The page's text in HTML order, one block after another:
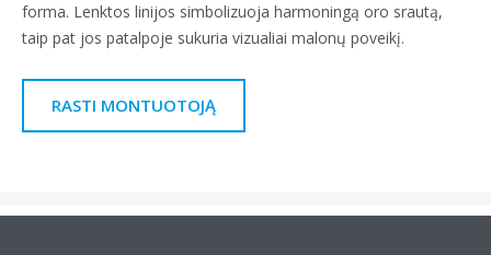
forma. Lenktos linijos simbolizuoja harmoningą oro srautą,
taip pat jos patalpoje sukuria vizualiai malonų poveikį.
RASTI MONTUOTOJĄ